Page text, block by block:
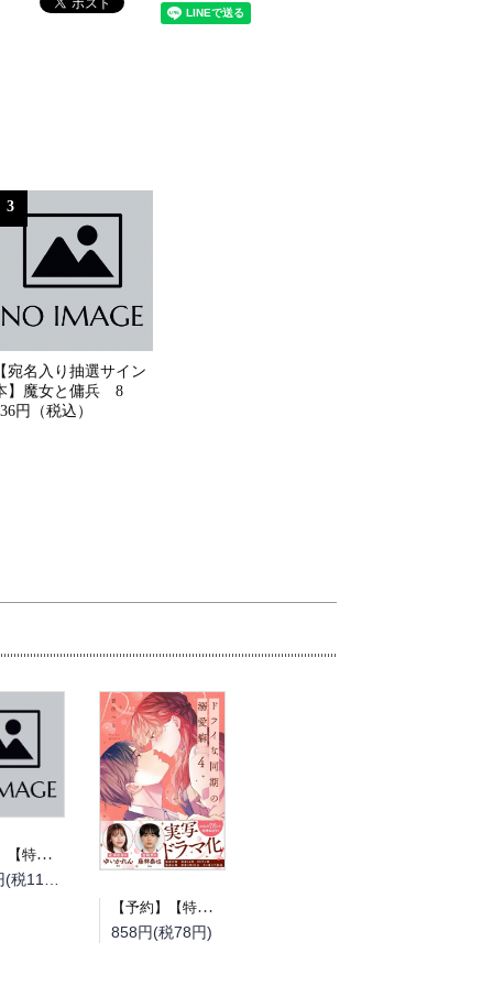
3
宛名入り抽選サイン
】魔女と傭兵 8
円（税込）
【予約】【特典付き】とある町でおきた百の怪異について 上（08/19頃発送予定）
1,210円(税110円)
【予約】【特典付き】ドライな同期の溺愛癖 4（08/18頃発送予定）
858円(税78円)